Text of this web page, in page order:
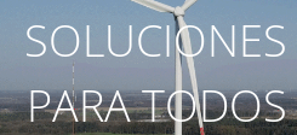
SOLUCIONES
PARA